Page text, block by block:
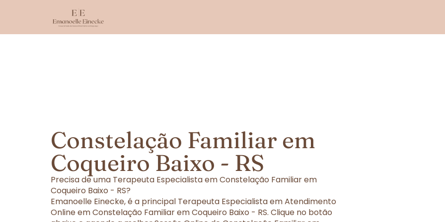
Constelação Familiar em
Coqueiro Baixo - RS
Precisa de uma Terapeuta Especialista em Constelação Familiar em
Coqueiro Baixo - RS?
Emanoelle Einecke, é a principal Terapeuta Especialista em Atendimento
Online em Constelação Familiar em Coqueiro Baixo - RS. Clique no botão